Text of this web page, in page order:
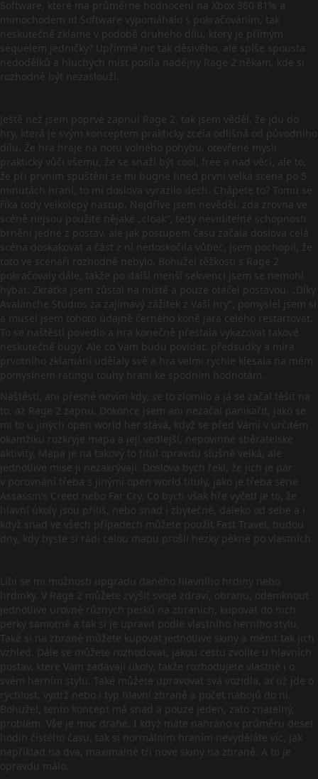
Software, které má průměrné hodnocení na Xbox 360 81% a
mimochodem id Software vypomáhalo s pokračováním, tak
neskutečně zklame v podobě druhého dílu, který je přímým
sequelem jedničky? Upřímně nic tak děsivého, ale spíše spousta
nedodělků a hluchých míst posílá nadějný Rage 2 někam, kde si
rozhodně být nezaslouží.
Ještě než jsem poprvé zapnul Rage 2, tak jsem věděl, že jdu do
hry, která je svým konceptem prakticky zcela odlišná od původního
dílu. Že hra hraje na notu volného pohybu, otevřené mysli
prakticky vůči všemu, že se snaží být cool, free a nad věcí, ale to,
že při prvním spuštění se mi bugne hned první velká scéna po 5
minutách hraní, to mi doslova vyrazilo dech. Chápete to? Tomu se
říká tedy velkolepý nástup. Nejdříve jsem nevěděl, zda zrovna ve
scéně nejsou použité nějaké „cloak“, tedy neviditelné schopnosti
brnění jedné z postav, ale jak postupem času začala doslova celá
scéna doskakovat a část z ní nedoskočila vůbec, jsem pochopil, že
toto ve scénáři rozhodně nebylo. Bohužel těžkosti s Rage 2
pokračovaly dále, takže po další menší sekvenci jsem se nemohl
hýbat. Zkrátka jsem zůstal na místě a pouze otáčel postavou. „Díky
Avalanche Studios za zajímavý zážitek z Vaší hry“, pomyslel jsem si
a musel jsem tohoto údajně černého koně jara celého restartovat.
To se naštěstí povedlo a hra konečně přestala vykazovat takové
neskutečně bugy. Ale co Vám budu povídat, předsudky a míra
prvotního zklamání udělaly své a hra velmi rychle klesala na mém
pomyslném ratingu touhy hraní ke spodním hodnotám.
Naštěstí, ani přesně nevím kdy, se to zlomilo a já se začal těšit na
to, až Rage 2 zapnu. Dokonce jsem ani nezačal panikařit, jako se
mi to u jiných open world her stává, když se před Vámi v určitém
okamžiku rozkryje mapa a její vedlejší, nepovinné sběratelské
aktivity. Mapa je na takový to titul opravdu slušně velká, ale
jednotlivé mise ji nezakrývají. Doslova bych řekl, že jich je pár
v porovnání třeba s jinými open world tituly, jako je třeba série
Assassin’s Creed nebo Far Cry. Co bych však hře vyčetl je to, že
hlavní úkoly jsou příliš, nebo snad i zbytečně, daleko od sebe a i
když snad ve všech případech můžete použít Fast Travel, budou
dny, kdy byste si rádi celou mapu prošli hezky pěkné po vlastních.
Líbí se mi možnosti upgradu daného hlavního hrdiny nebo
hrdinky. V Rage 2 můžete zvýšit svoje zdraví, obranu, odemknout
jednotlivé úrovně různých perků na zbraních, kupovat do nich
perky samotné a tak si je upravit podle vlastního herního stylu.
Také si na zbraně můžete kupovat jednotlivé skiny a měnit tak jich
vzhled. Dále se můžete rozhodovat, jakou cestu zvolíte u hlavních
postav, které Vám zadávají úkoly, takže rozhodujete vlastně i o
svém herním stylu. Také můžete upravovat svá vozidla, ať už jde o
rychlost, výdrž nebo i typ hlavní zbraně a počet nábojů do ní.
Bohužel, tento koncept má snad a pouze jeden, zato znatelný,
problém. Vše je moc drahé. I když máte nahráno v průměru deset
hodin čistého času, tak si normálním hraním nevyděláte víc, jak
například na dva, maximálně tři nové skiny na zbraně. A to je
opravdu málo.